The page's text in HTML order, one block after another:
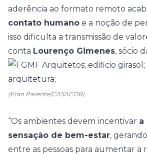
aderência ao formato remoto
contato humano e a noção de
isso dificulta a transmissão de
conta Lourenço Gimenes, sócio
(Fran Parente/CASACOR)
“Os ambientes devem incentivar a
sensação de bem-estar,
entre as pessoas para aumentar a